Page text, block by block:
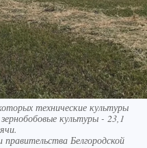
технические культуры
культуры - 23,1
Белгородской